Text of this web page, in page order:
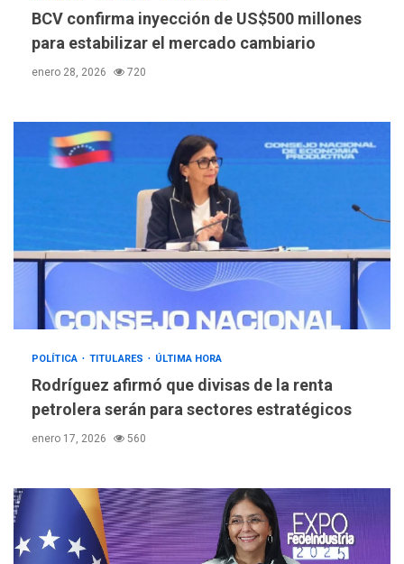
BCV confirma inyección de US$500 millones
para estabilizar el mercado cambiario
enero 28, 2026 720
POLÍTICA TITULARES ÚLTIMA HORA
Rodríguez afirmó que divisas de la renta
petrolera serán para sectores estratégicos
enero 17, 2026 560